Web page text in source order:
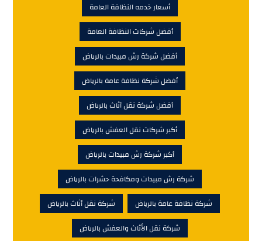
أسعار خدمه النظافة العامة
أفضل شركات النظافة العامة
أفضل شركة رش مبيدات بالرياض
أفضل شركة نظافة عامة بالرياض
أفضل شركة نقل أثاث بالرياض
أكبر شركات نقل العفش بالرياض
أكبر شركة رش مبيدات بالرياض
شركة رش مبيدات ومكافحة حشرات بالرياض
شركة نظافة عامة بالرياض
شركة نقل أثاث بالرياض
شركة نقل الأثاث والعفش بالرياض